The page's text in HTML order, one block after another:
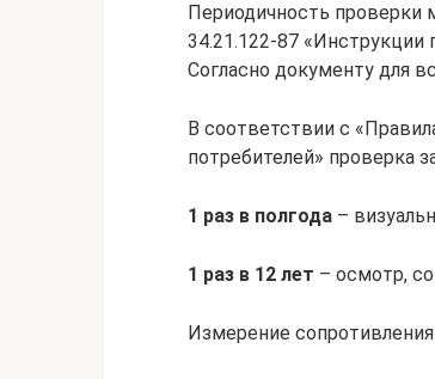
Периодичность проверки
34.21.122-87
Согласно документу для
В соответствии с
потребителей» проверка
1 раз в полгода –
1 раз в 12 лет – осмотр,
Измерение